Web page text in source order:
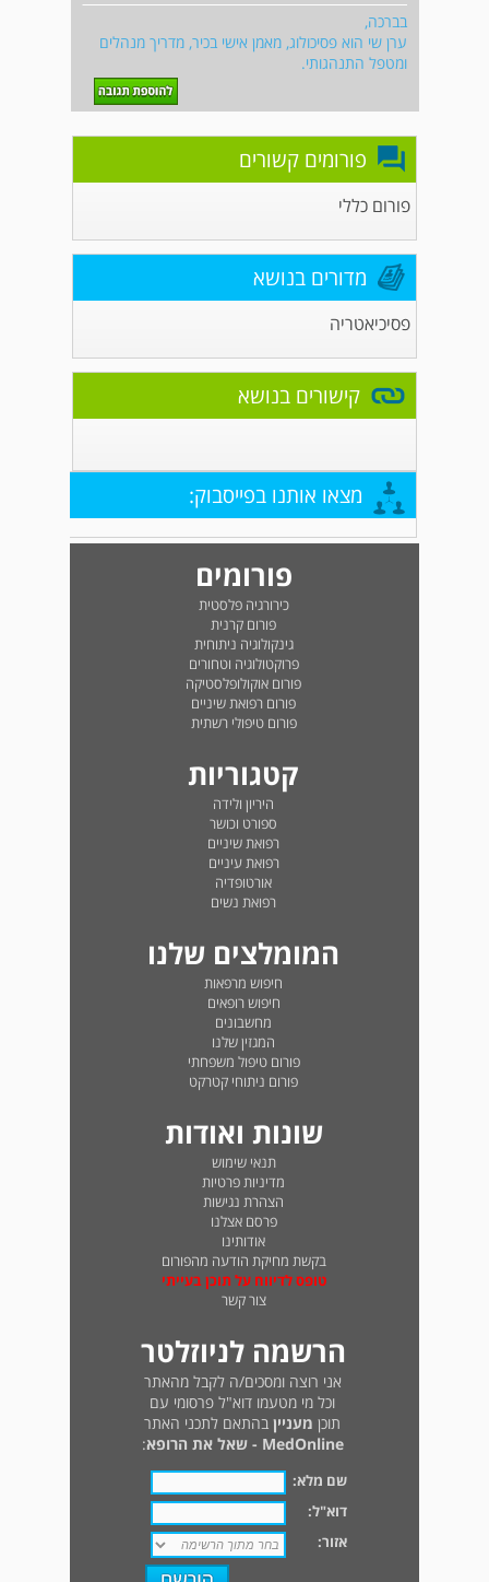
בברכה,
ערן שי הוא פסיכולוג, מאמן אישי בכיר, מדריך מנהלים
ומטפל התנהגותי.
פורומים קשורים
פורום כללי
מדורים בנושא
פסיכיאטריה
קישורים בנושא
מצאו אותנו בפייסבוק:
פורומים
כירורגיה פלסטית
פורום קרנית
גינקולוגיה ניתוחית
פרוקטולוגיה וטחורים
פורום אוקולופלסטיקה
פורום רפואת שיניים
פורום טיפולי רשתית
קטגוריות
היריון ולידה
ספורט וכושר
רפואת שיניים
רפואת עיניים
אורטופדיה
רפואת נשים
המומלצים שלנו
חיפוש מרפאות
חיפוש רופאים
מחשבונים
המגזין שלנו
פורום טיפול משפחתי
פורום ניתוחי קטרקט
שונות ואודות
תנאי שימוש
מדיניות פרטיות
הצהרת נגישות
פרסם אצלנו
אודותינו
בקשת מחיקת הודעה מהפורום
טופס לדיווח על תוכן בעייתי
צור קשר
הרשמה לניוזלטר
אני רוצה ומסכים/ה לקבל מהאתר
וכל מי מטעמו דוא"ל פרסומי עם
תוכן מעניין בהתאם לתכני האתר
MedOnline - שאל את הרופא
:
שם מלא:
דוא"ל:
אזור: